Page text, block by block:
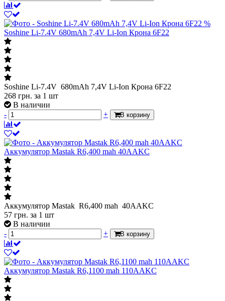
%
Soshine Li-7.4V 680mAh 7,4V Li-Ion Крона 6F22
Soshine Li-7.4V 680mAh 7,4V Li-Ion Крона 6F22
268 грн. за 1 шт
В наличии
-
+ В корзину
Аккумулятор Mastak R6,400 mah 40AAKC
Аккумулятор Mastak R6,400 mah 40AAKC
57 грн. за 1 шт
В наличии
-
+ В корзину
Аккумулятор Mastak R6,1100 mah 110AAKC